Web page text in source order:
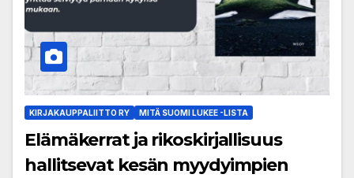
KIRJAKAUPPALIITTO RY MITÄ SUOMI LUKEE -LISTA
Elämäkerrat ja rikoskirjallisuus
hallitsevat kesän myydyimpien